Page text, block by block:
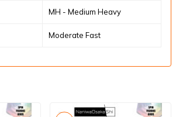
MH - Medium Heavy
Moderate Fast